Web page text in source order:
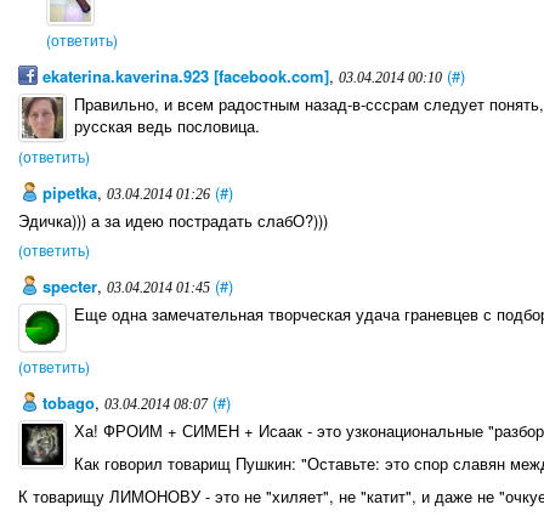
(ответить)
ekaterina.kaverina.923 [facebook.com], 03.04.2014 00:10 (#)
Правильно, и всем радостным назад-в-сссрам следует
русская ведь пословица.
(ответить)
pipetka, 03.04.2014 01:26 (#)
Эдичка))) а за идею пострадать слабО?)))
(ответить)
specter, 03.04.2014 01:45 (#)
Еще одна замечательная творческая удача граневцев с
(ответить)
tobago, 03.04.2014 08:07 (#)
Ха! ФРОИМ + СИМЕН + Исаак - это узконациональные
Как говорил товарищ Пушкин: "Оставьте: это спор славян
К товарищу ЛИМОНОВУ - это не "хиляет", не "катит", и даже не